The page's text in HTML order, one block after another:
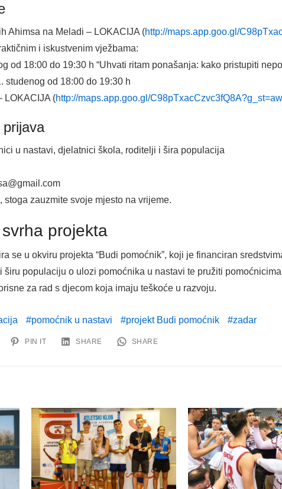
Ahimsa na Meladi – LOKACIJA (http://maps.app.goo.gl/
i iskustvenim vježbama:
od 18:00 do 19:30 h “Uhvati ritam ponašanja: kako pristupiti
studenog od 18:00 do 19:30 h
LOKACIJA (http://maps.app.goo.gl/C98pTxacCzvc3fQ8A?g_st=aw
u nastavi, djelatnici škola, roditelji i šira populacija
stoga zauzmite svoje mjesto na vrijeme.
projekta
se u okviru projekta “Budi pomoćnik”, koji je financiran
širu populaciju o ulozi pomoćnika u nastavi te pružiti
za rad s djecom koja imaju teškoće u razvoju.
pomoćnik u nastavi projekt Budi pomoćnik zadar
PIN IT SHARE SHARE